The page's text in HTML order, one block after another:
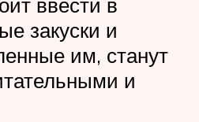
закуски и
им, станут
и